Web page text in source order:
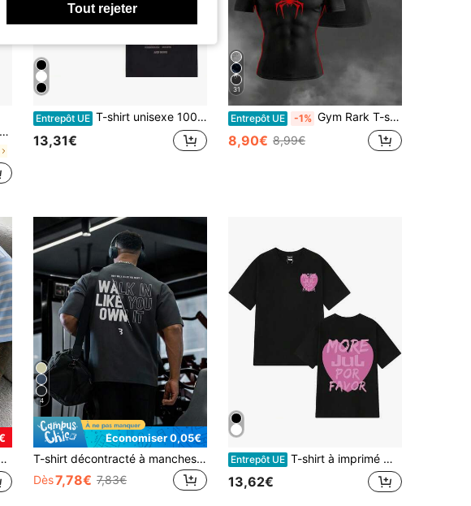
Entrepôt UE T-shirt unisexe 100% coton Arirang Album World Tour, groupe de , nouvelle collection été 2026, pour hommes et femmes, style oversize, mode Hallyu.
13,31€
31
Entrepôt UE -1% Gym Rark T-shirt de sport à manches raglan col rond imprimé araignée pour hommes, matériau stretch 4 sens respirant et léger, design sans couture ajusté pour l'entraînement, compression pour la performance, pour la salle de gym
8,90€ 8,99€
4
Économiser 0,05€
T-shirt décontracté à manches courtes pour hommes, col rond imprimé pour sport d'été
Dès7,78€ 7,83€
Entrepôt UE T-shirt à imprimé mode du rappeur Jul pour hommes et femmes, T-shirt esthétique, été, manches courtes, 100% coton, coupe ample et décontractée
13,62€
Tout rejeter